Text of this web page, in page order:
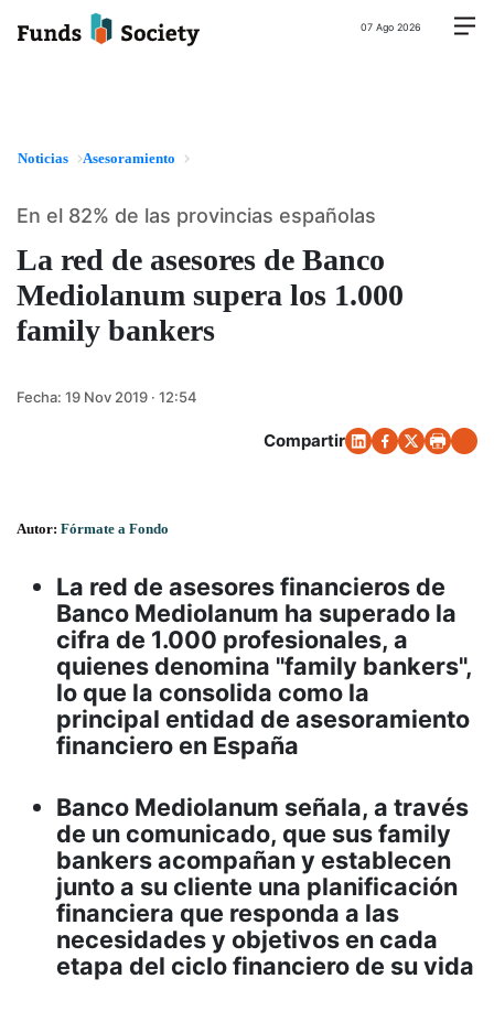
07 Ago 2026
Noticias Asesoramiento
La red de asesores de Banco
Mediolanum supera los 1.000
family bankers
En el 82% de las provincias españolas
Fecha: 19 Nov 2019 · 12:54
Compartir
Autor: Fórmate a Fondo
La red de asesores financieros de
Banco Mediolanum ha superado la
cifra de 1.000 profesionales, a
quienes denomina "family bankers",
lo que la consolida como la
principal entidad de asesoramiento
financiero en España
Banco Mediolanum señala, a través
de un comunicado, que sus family
bankers acompañan y establecen
junto a su cliente una planificación
financiera que responda a las
necesidades y objetivos en cada
etapa del ciclo financiero de su vida